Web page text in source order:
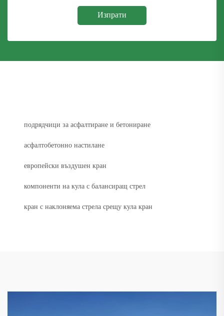
Изпрати
подрядчици за асфалтиране и бетониране
асфалтобетонно настилане
европейски въздушен кран
компоненти на кула с балансиращ стрел
кран с наклоняема стрела срещу кула кран